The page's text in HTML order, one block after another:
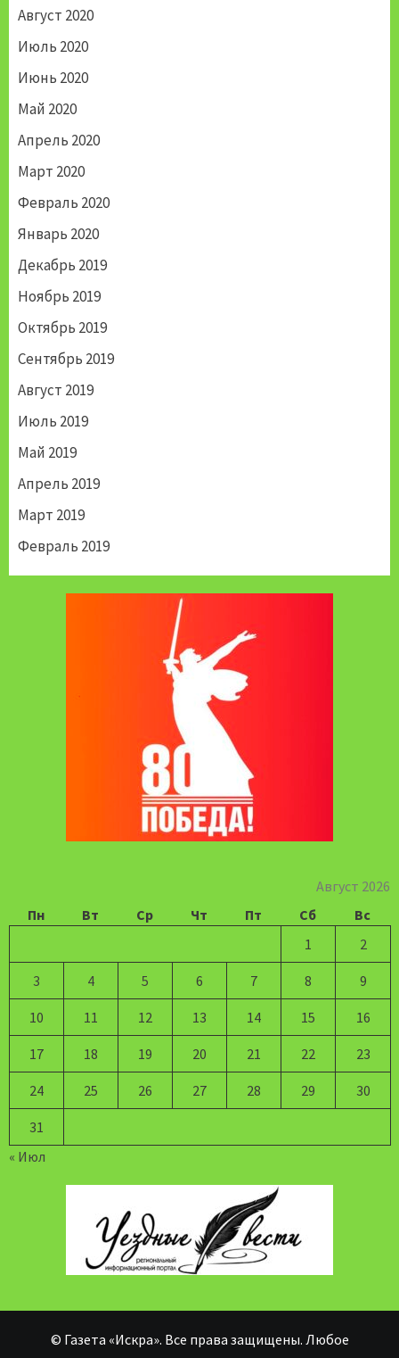
Август 2020
Июль 2020
Июнь 2020
Май 2020
Апрель 2020
Март 2020
Февраль 2020
Январь 2020
Декабрь 2019
Ноябрь 2019
Октябрь 2019
Сентябрь 2019
Август 2019
Июль 2019
Май 2019
Апрель 2019
Март 2019
Февраль 2019
Август 2026
Пн
Вт Ср Чт Пт Сб
Вс
1
2
3 4 5 6 7 8 9
10 11 12 13 14 15 16
17 18 19 20 21 22 23
24 25 26 27 28 29 30
31
« Июл
© Газета «Искра». Все права защищены. Любое